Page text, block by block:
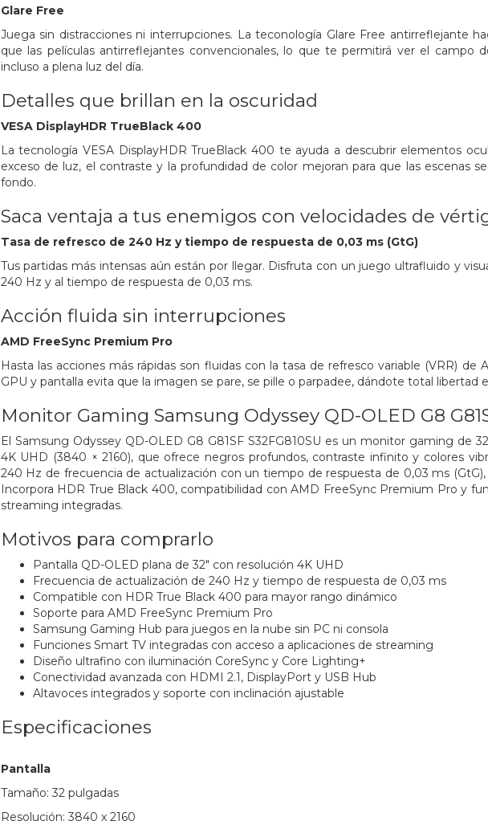
Glare Free
Juega sin distracciones ni interrupciones. La teconología Glare Free antirreflejante
que las películas antirreflejantes convencionales, lo que te permitirá ver el campo
incluso a plena luz del día.
Detalles que brillan en la oscuridad
VESA DisplayHDR TrueBlack 400
La tecnología VESA DisplayHDR TrueBlack 400 te ayuda a descubrir elementos
exceso de luz, el contraste y la profundidad de color mejoran para que las escenas
fondo.
Saca ventaja a tus enemigos con velocidades de
Tasa de refresco de 240 Hz y tiempo de respuesta de 0,03 ms (GtG)
Tus partidas más intensas aún están por llegar. Disfruta con un juego ultrafluido y
240 Hz y al tiempo de respuesta de 0,03 ms.
Acción fluida sin interrupciones
AMD FreeSync Premium Pro
Hasta las acciones más rápidas son fluidas con la tasa de refresco variable (VRR)
GPU y pantalla evita que la imagen se pare, se pille o parpadee, dándote total libertad
Monitor Gaming Samsung Odyssey QD-OLED G8
El Samsung Odyssey QD-OLED G8 G81SF S32FG810SU es un monitor gaming de
4K UHD (3840 × 2160), que ofrece negros profundos, contraste infinito y colores
240 Hz de frecuencia de actualización con un tiempo de respuesta de 0,03 ms
Incorpora HDR True Black 400, compatibilidad con AMD FreeSync Premium Pro y
streaming integradas.
Motivos para comprarlo
Pantalla QD-OLED plana de 32" con resolución 4K UHD
Frecuencia de actualización de 240 Hz y tiempo de respuesta de 0,03 ms
Compatible con HDR True Black 400 para mayor rango dinámico
Soporte para AMD FreeSync Premium Pro
Samsung Gaming Hub para juegos en la nube sin PC ni consola
Funciones Smart TV integradas con acceso a aplicaciones de streaming
Diseño ultrafino con iluminación CoreSync y Core Lighting+
Conectividad avanzada con HDMI 2.1, DisplayPort y USB Hub
Altavoces integrados y soporte con inclinación ajustable
Especificaciones
Pantalla
Tamaño: 32 pulgadas
Resolución: 3840 x 2160